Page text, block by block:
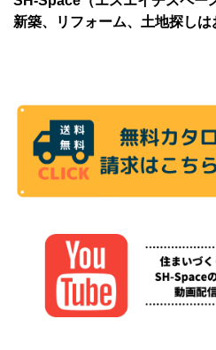
新築、リフォーム、土地探しは